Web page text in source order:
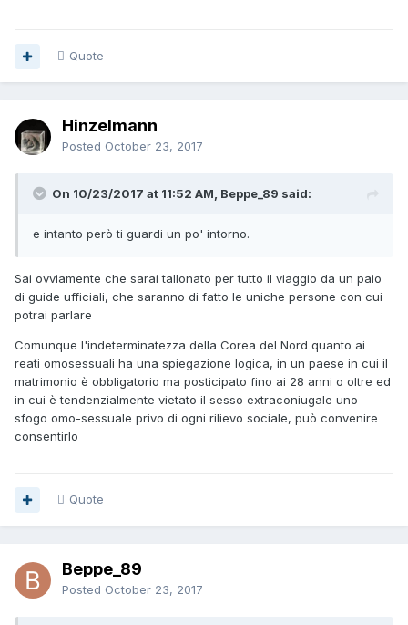
Quote
Hinzelmann
Posted October 23, 2017
On 10/23/2017 at 11:52 AM, Beppe_89 said:
e intanto però ti guardi un po' intorno.
Sai ovviamente che sarai tallonato per tutto il viaggio da un paio
di guide ufficiali, che saranno di fatto le uniche persone con cui
potrai parlare
Comunque l'indeterminatezza della Corea del Nord quanto ai
reati omosessuali ha una spiegazione logica, in un paese in cui il
matrimonio è obbligatorio ma posticipato fino ai 28 anni o oltre ed
in cui è tendenzialmente vietato il sesso extraconiugale uno
sfogo omo-sessuale privo di ogni rilievo sociale, può convenire
consentirlo
Quote
Beppe_89
Posted October 23, 2017